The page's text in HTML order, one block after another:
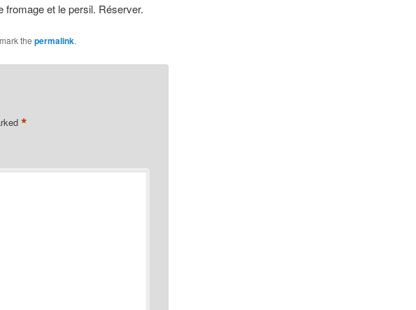
fromage et le persil. Réserver.
the permalink.
*